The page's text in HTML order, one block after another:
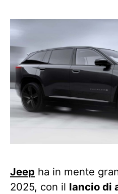
Jeep ha in mente
2025, con il lancio di